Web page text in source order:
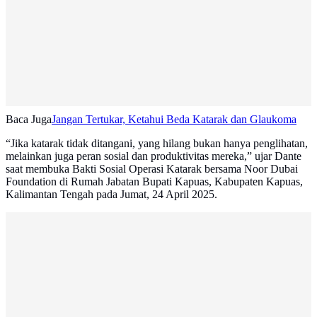
Baca JugaJangan Tertukar, Ketahui Beda Katarak dan Glaukoma
“Jika katarak tidak ditangani, yang hilang bukan hanya penglihatan,
melainkan juga peran sosial dan produktivitas mereka,” ujar Dante
saat membuka Bakti Sosial Operasi Katarak bersama Noor Dubai
Foundation di Rumah Jabatan Bupati Kapuas, Kabupaten Kapuas,
Kalimantan Tengah pada Jumat, 24 April 2025.